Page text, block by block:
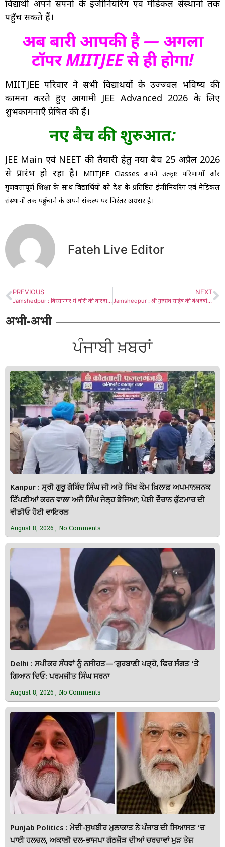
विद्यार्थी अपने सपनों के इंजीनियरिंग एवं मेडिकल संस्थानों तक
पहुँच सकते हैं।
अब बारी आपकी है — अगला
टॉपर MIITJEE से ही होगा!
MIITJEE परिवार ने सभी विद्यार्थियों के उज्ज्वल भविष्य की
कामना करते हुए आगामी JEE Advanced 2026 के लिए
शुभकामनाएँ प्रेषित की हैं।
नए बैच की शुरुआत:
JEE Main एवं NEET की तैयारी हेतु नया बैच 25 अप्रैल 2026
से प्रारंभ हो रहा है।
MIITJEE Classes अपने उत्कृष्ट परिणामों और
गुणवत्तापूर्ण शिक्षा के साथ विद्यार्थियों को देश के प्रतिष्ठित इंजीनियरिंग एवं मेडिकल
संस्थानों तक पहुँचाने के अपने संकल्प पर निरंतर अग्रसर है।
Fateh Live Editor
PREVIOUS
Jamshedpur : बिरसानगर में चोरी की वारदात, नकद, गहने समेत दो लाख की संपत्ति पार
NEXT
Jamshedpur : श्री गुरुग्रंथ साहेब की बेअदबी मामले में बनाये गए कानून का AISSF ने किया स्वागत
अभी-अभी
ਪੰਜਾਬੀ ਖ਼ਬਰਾਂ
Kanpur : ਸ੍ਰੀ ਗੁਰੂ ਗੋਬਿੰਦ ਸਿੰਘ ਜੀ ਅਤੇ ਸਿੱਖ ਕੌਮ ਖ਼ਿਲਾਫ਼ ਅਪਮਾਨਜਨਕ
ਟਿੱਪਣੀਆਂ ਕਰਨ ਵਾਲਾ ਅਜੈ ਸਿੰਘ ਜੇਲ੍ਹ ਭੇਜਿਆ; ਪੇਸ਼ੀ ਦੌਰਾਨ ਕੁੱਟਮਾਰ ਦੀ
ਵੀਡੀਓ ਹੋਈ ਵਾਇਰਲ
August 8, 2026 No Comments
Delhi : ਸਪੀਕਰ ਸੰਧਵਾਂ ਨੂੰ ਨਸੀਹਤ—’ਗੁਰਬਾਣੀ ਪੜ੍ਹੋ, ਫਿਰ ਸੰਗਤ ‘ਤੇ
ਗਿਆਨ ਦਿਓ: ਪਰਮਜੀਤ ਸਿੰਘ ਸਰਨਾ
August 8, 2026 No Comments
Punjab Politics : ਮੋਦੀ-ਸੁਖਬੀਰ ਮੁਲਾਕਾਤ ਨੇ ਪੰਜਾਬ ਦੀ ਸਿਆਸਤ ‘ਚ
ਪਾਈ ਹਲਚਲ, ਅਕਾਲੀ ਦਲ-ਭਾਜਪਾ ਗੱਠਜੋੜ ਦੀਆਂ ਚਰਚਾਵਾਂ ਮੁੜ ਤੇਜ਼